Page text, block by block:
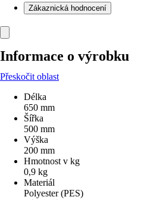
Zákaznická hodnocení
Informace o výrobku
Přeskočit oblast
Délka
650 mm
Šířka
500 mm
Výška
200 mm
Hmotnost v kg
0,9 kg
Materiál
Polyester (PES)